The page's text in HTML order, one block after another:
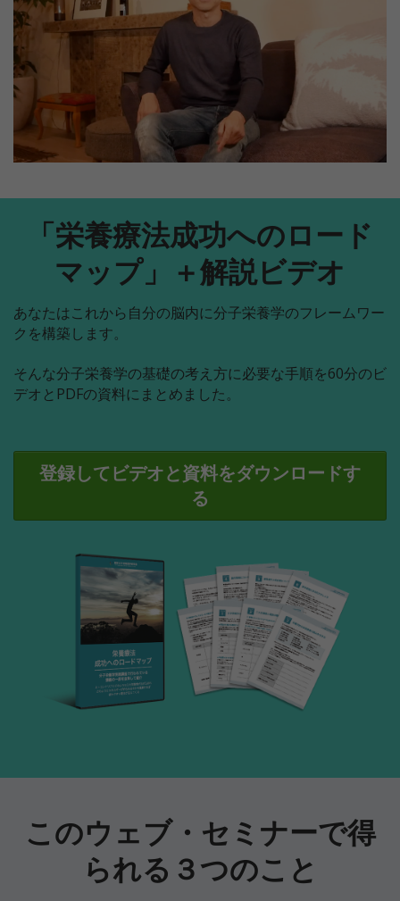
「栄養療法成功へのロード
マップ」＋解説ビデオ
あなたはこれから自分の脳内に分子栄養学のフレームワー
クを構築します。
そんな分子栄養学の基礎の考え方に必要な手順を60分のビ
デオとPDFの資料にまとめました。
登録してビデオと資料をダウンロードす
る
このウェブ・セミナーで得
られる３つのこと